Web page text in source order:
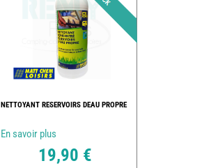
NETTOYANT RESERVOIRS DEAU PROPRE
En savoir plus
19,90 €